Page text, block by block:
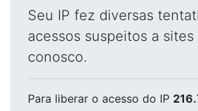
Seu IP fez diversas
acessos suspeitos a
conosco.
Para liberar o acesso do IP